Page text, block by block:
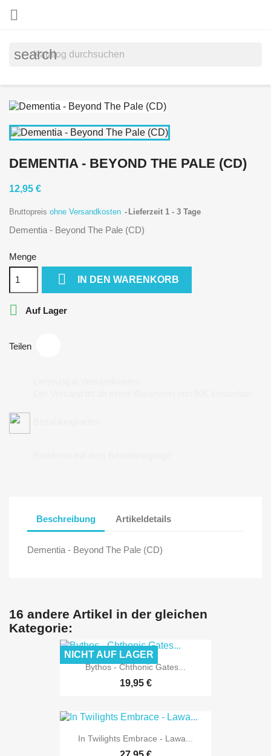

search
DEMENTIA - BEYOND THE PALE (CD)
12,95 €
Bruttopreis ohne Versandkosten Lieferzeit 1 - 3 Tage
Dementia - Beyond The Pale (CD)
Menge
 IN DEN WARENKORB
 Auf Lager
Teilen
Beschreibung Artikeldetails
Dementia - Beyond The Pale (CD)
16 andere Artikel in der gleichen
Kategorie:
Bythos - Chthonic Gates...
19,95 €
NICHT AUF LAGER
In Twilights Embrace - Lawa...